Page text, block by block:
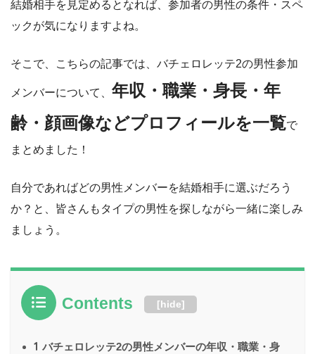
結婚相手を見定めるとなれば、参加者の男性の条件・スペ
ックが気になりますよね。
そこで、こちらの記事では、バチェロレッテ2の男性参加
メンバーについて、 年収・職業・身長・年
齢・顔画像などプロフィールを一覧で
まとめました！
自分であればどの男性メンバーを結婚相手に選ぶだろう
か？と、皆さんもタイプの男性を探しながら一緒に楽しみ
ましょう。
Contents [hide]
1 バチェロレッテ2の男性メンバーの年収・職業・身